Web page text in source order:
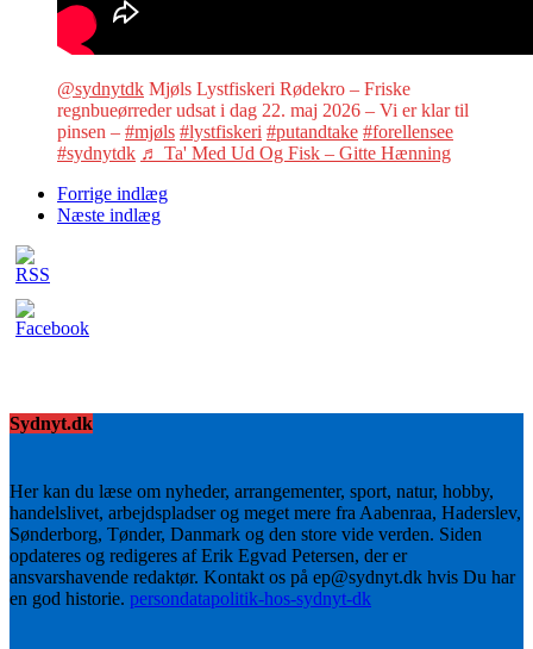
@sydnytdk Mjøls Lystfiskeri Rødekro – Friske
regnbueørreder udsat i dag 22. maj 2026 – Vi er klar til
pinsen – #mjøls #lystfiskeri #putandtake #forellensee
#sydnytdk ♬ Ta' Med Ud Og Fisk – Gitte Hænning
Forrige indlæg
Næste indlæg
Sydnyt.dk
Her kan du læse om nyheder, arrangementer, sport, natur, hobby,
handelslivet, arbejdspladser og meget mere fra Aabenraa, Haderslev,
Sønderborg, Tønder, Danmark og den store vide verden. Siden
opdateres og redigeres af Erik Egvad Petersen, der er
ansvarshavende redaktør. Kontakt os på ep@sydnyt.dk hvis Du har
en god historie. persondatapolitik-hos-sydnyt-dk